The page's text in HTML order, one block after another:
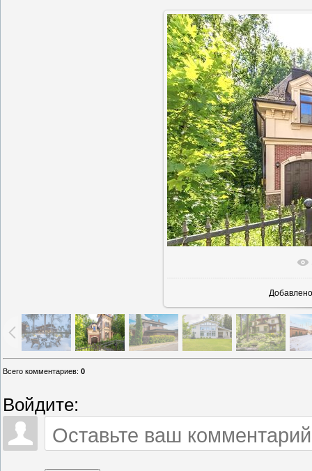
В
Добавлено
Всего комментариев: 0
Войдите: